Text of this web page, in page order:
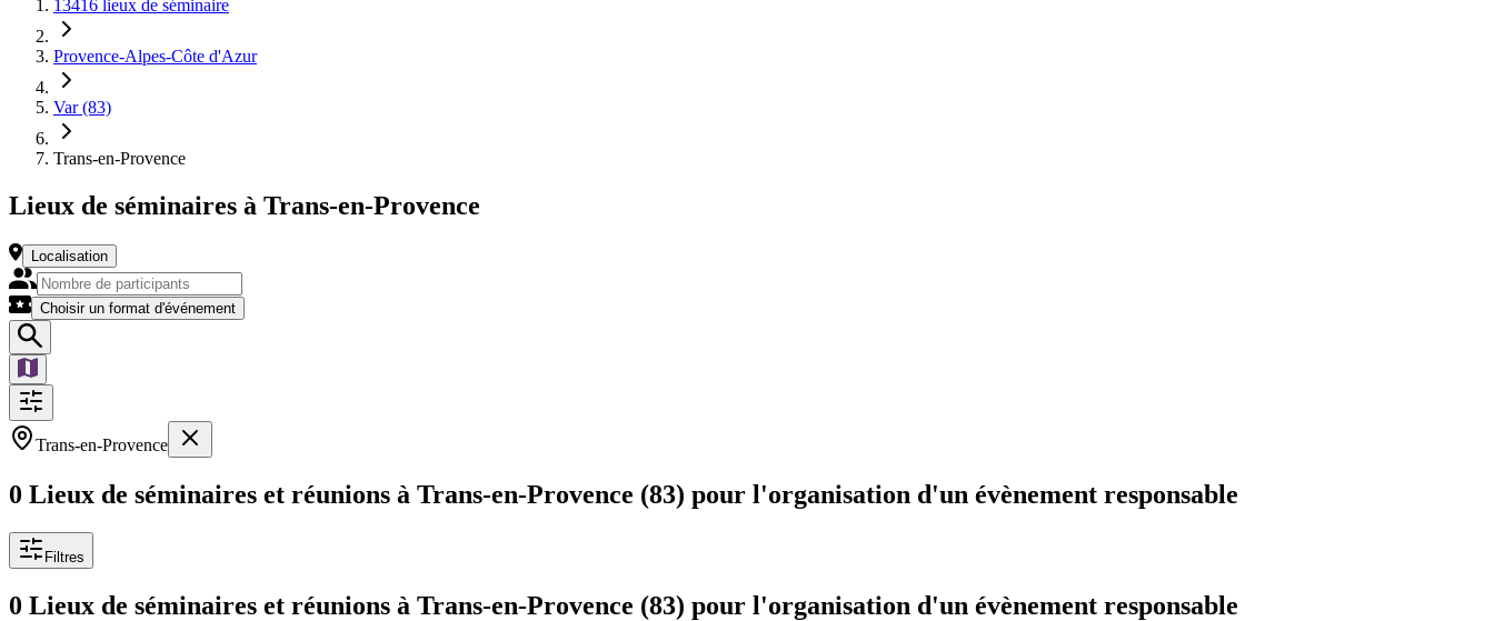
13416 lieux de séminaire
Provence-Alpes-Côte d'Azur
Var (83)
Trans-en-Provence
Lieux de séminaires à Trans-en-Provence
Localisation
Choisir un format d'événement
Trans-en-Provence
0 Lieux de séminaires et réunions à Trans-en-Provence (83) pour l'organisation d'un évènement responsable
Filtres
0 Lieux de séminaires et réunions à Trans-en-Provence (83) pour l'organisation d'un évènement responsable